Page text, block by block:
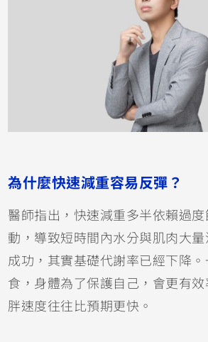
為什麼快速減重容易反彈？
醫師指出，快速減重多半依賴過
動，導致短時間內水分與肌肉大
成功，其實基礎代謝率已經下降
食，身體為了保護自己，會更有
胖速度往往比預期更快。